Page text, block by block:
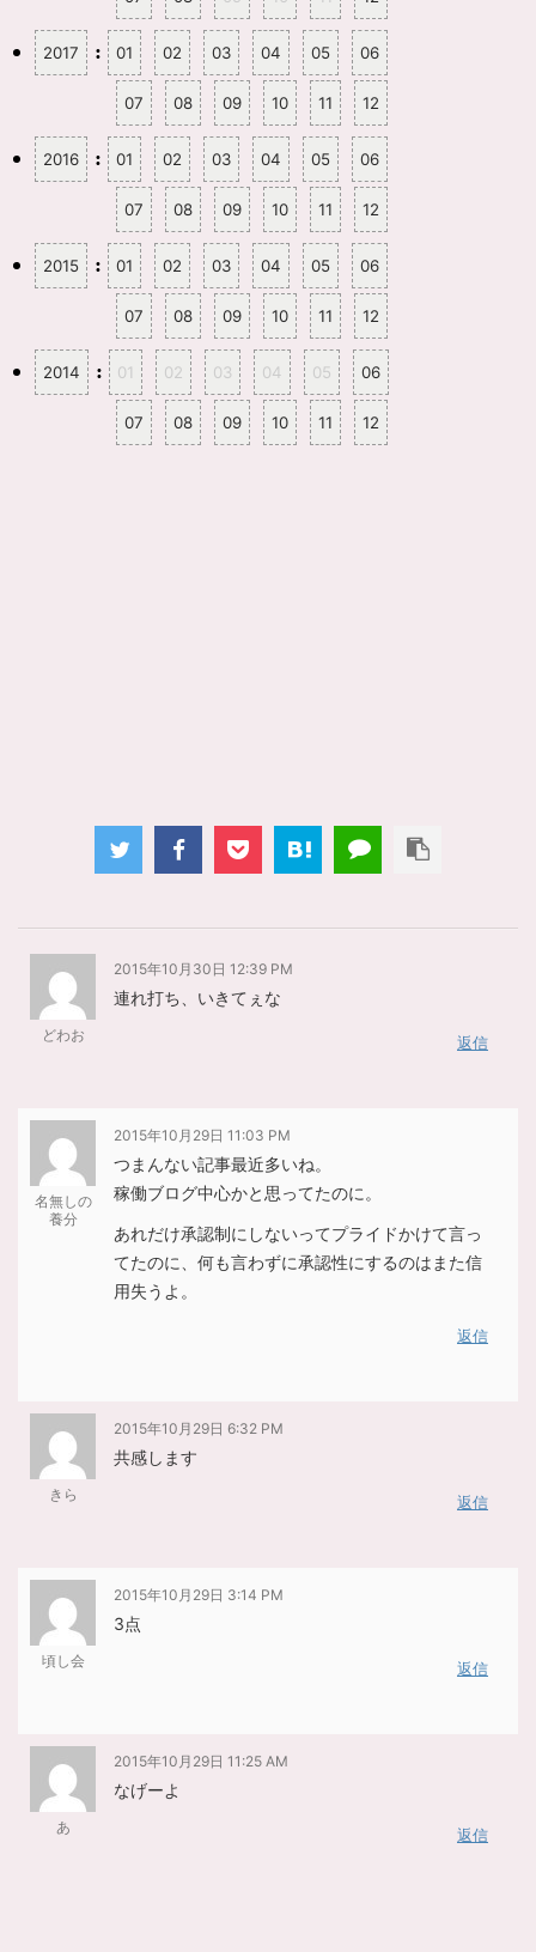
す
)
2017 : 01 02 03 04 05 06
07 08 09 10 11 12
2016 : 01 02 03 04 05 06
07 08 09 10 11 12
2015 : 01 02 03 04 05 06
07 08 09 10 11 12
2014 : 01 02 03 04 05 06
07 08 09 10 11 12
どわお
2015年10月30日 12:39 PM
連れ打ち、いきてぇな
返信
名無しの
養分
2015年10月29日 11:03 PM
つまんない記事最近多いね。
稼働ブログ中心かと思ってたのに。
あれだけ承認制にしないってプライドかけて言っ
てたのに、何も言わずに承認性にするのはまた信
用失うよ。
返信
きら
2015年10月29日 6:32 PM
共感します
返信
頃し会
2015年10月29日 3:14 PM
3点
返信
あ
2015年10月29日 11:25 AM
なげーよ
返信